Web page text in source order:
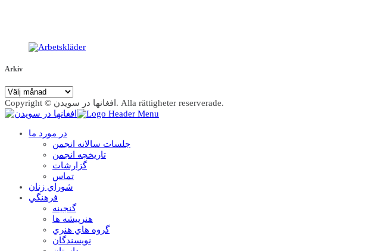
Arkiv
Arkiv
Copyright © افغانها در سویدن. Alla rättigheter reserverade.
در مورد ما
جلسات سالانه انجمن
تاریخچه انجمن
گزارشات
تماس
شوراي زنان
فرهنگي
گنجينه
هنرپيشه ها
گروه هاي هنري
نويسندگان